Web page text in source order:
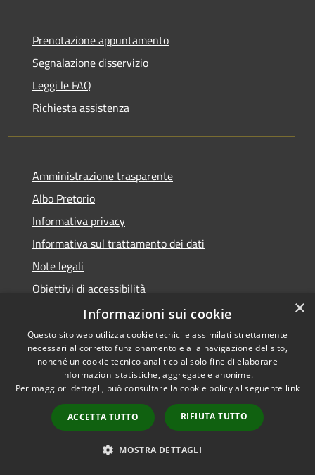
Prenotazione appuntamento
Segnalazione disservizio
Leggi le FAQ
Richiesta assistenza
Amministrazione trasparente
Albo Pretorio
Informativa privacy
Informativa sul trattamento dei dati
Note legali
Obiettivi di accessibilità
Dichiarazione di accessibilità
RSS
Accessibilità
Copyright © 2026 • Comune di
Terranova da Sibari • Powered
byMunicipium
Accesso
redazione
×
Informazioni sui cookie
Questo sito web utilizza cookie tecnici e assimilati strettamente
necessari al corretto funzionamento e alla navigazione del sito,
nonché un cookie tecnico analitico al solo fine di elaborare
informazioni statistiche, aggregate e anonime.
Per maggiori dettagli, può consultare la cookie policy al seguente link
ACCETTA TUTTO RIFIUTA TUTTO
MOSTRA DETTAGLI